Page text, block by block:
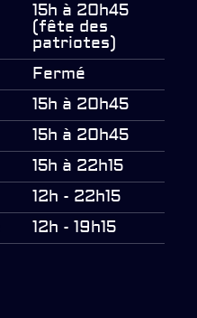
15h à 20h45
(fête des
patriotes)
Fermé
15h à 20h45
15h à 20h45
15h à 22h15
12h - 22h15
12h - 19h15